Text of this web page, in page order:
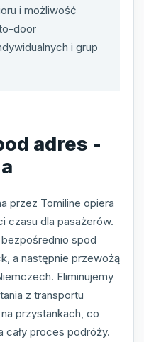
i możliwość
door
i grup
adres -
przez Tomiline opiera
czasu dla pasażerów.
spod
a następnie przewożą
Eliminujemy
z transportu
przystankach, co
cały proces podróży.